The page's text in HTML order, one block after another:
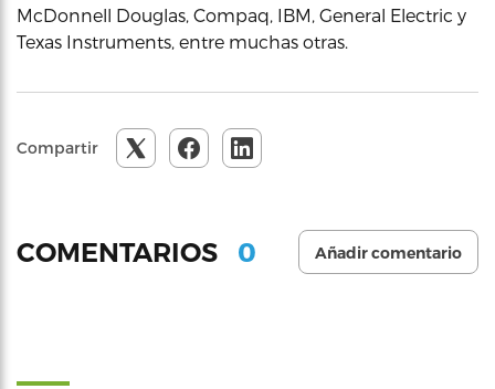
McDonnell Douglas, Compaq, IBM, General Electric y
Texas Instruments, entre muchas otras.
Compartir
COMENTARIOS 0 Añadir comentario